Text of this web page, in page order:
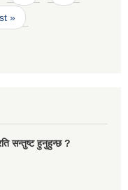
»
सन्तुष्ट हुनुहुन्छ ?